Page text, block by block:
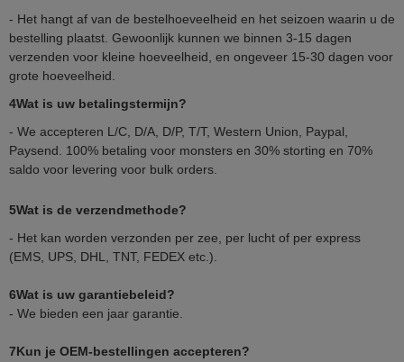
- Het hangt af van de bestelhoeveelheid en het seizoen waarin u de
bestelling plaatst. Gewoonlijk kunnen we binnen 3-15 dagen
verzenden voor kleine hoeveelheid, en ongeveer 15-30 dagen voor
grote hoeveelheid.
4Wat is uw betalingstermijn?
- We accepteren L/C, D/A, D/P, T/T, Western Union, Paypal,
Paysend. 100% betaling voor monsters en 30% storting en 70%
saldo voor levering voor bulk orders.
5Wat is de verzendmethode?
- Het kan worden verzonden per zee, per lucht of per express
(EMS, UPS, DHL, TNT, FEDEX etc.).
6Wat is uw garantiebeleid?
- We bieden een jaar garantie.
7Kun je OEM-bestellingen accepteren?